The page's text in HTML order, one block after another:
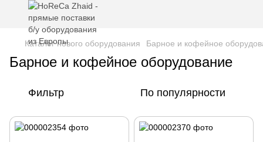
Каталог нового оборудования Барное и кофейное
Барное и кофейное оборудование
Фильтр По популярности